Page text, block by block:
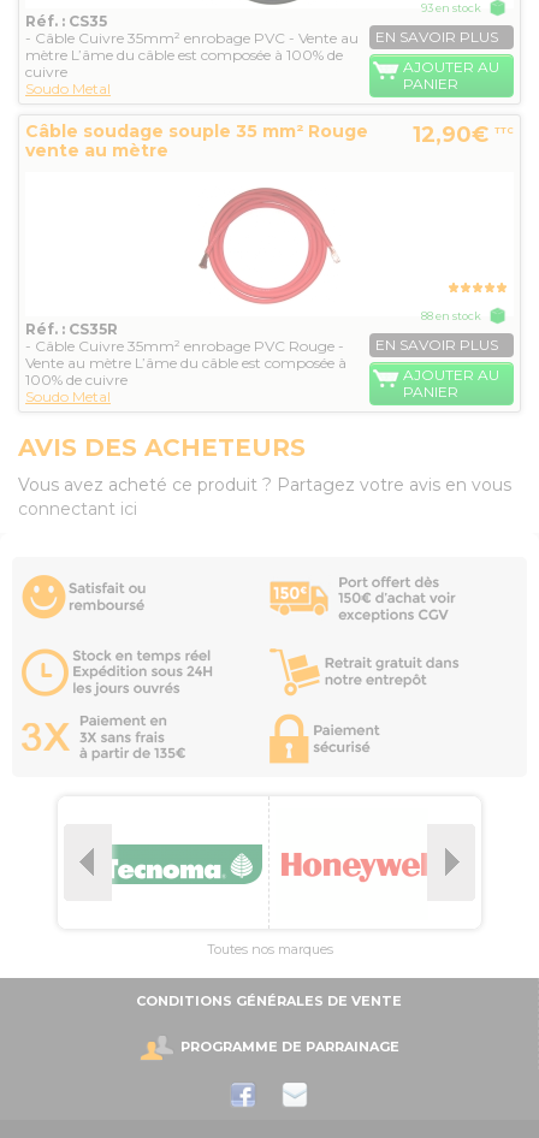
Réf. : CS35
- Câble Cuivre 35mm² enrobage PVC - Vente au
mètre L’âme du câble est composée à 100% de
cuivre
Soudo Metal
93 en stock
EN SAVOIR PLUS
AJOUTER AU
PANIER
Câble soudage souple 35 mm² Rouge
vente au mètre
12,90€ TTC
Réf. : CS35R
- Câble Cuivre 35mm² enrobage PVC Rouge -
Vente au mètre L’âme du câble est composée à
100% de cuivre
Soudo Metal
88 en stock
EN SAVOIR PLUS
AJOUTER AU
PANIER
AVIS DES ACHETEURS
Vous avez acheté ce produit ? Partagez votre avis en vous
connectant ici
Toutes nos marques
CONDITIONS GÉNÉRALES DE VENTE
PROGRAMME DE PARRAINAGE